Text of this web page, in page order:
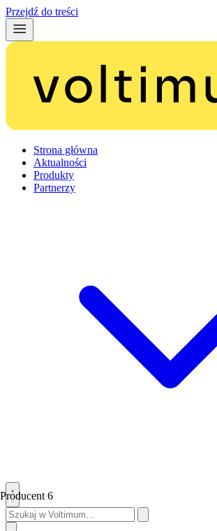
Przejdź do treści
Strona główna
Aktualności
Produkty
Partnerzy
Producent 6